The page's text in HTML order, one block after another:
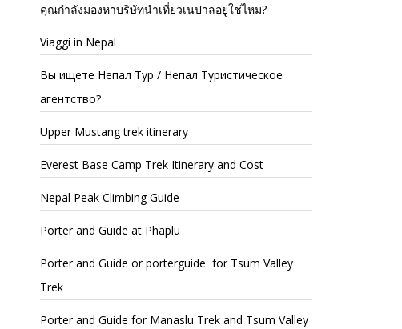
คุณกำลังมองหาบริษัทนำเที่ยวเนปาลอยู่ใช่ไหม?
Viaggi in Nepal
Вы ищете Непал Тур / Непал Туристическое
агентство?
Upper Mustang trek itinerary
Everest Base Camp Trek Itinerary and Cost
Nepal Peak Climbing Guide
Porter and Guide at Phaplu
Porter and Guide or porterguide for Tsum Valley
Trek
Porter and Guide for Manaslu Trek and Tsum Valley